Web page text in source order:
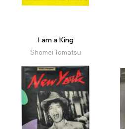
I am a King
Shomei Tomatsu